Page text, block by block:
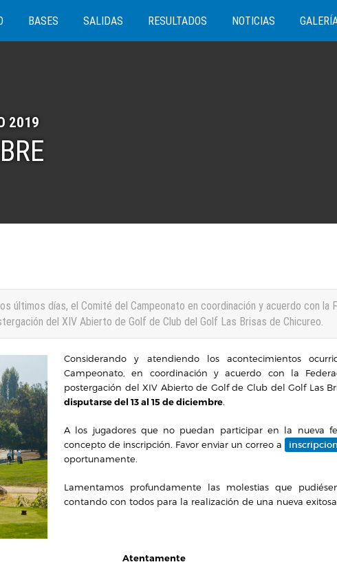
BASES SALIDAS RESULTADOS NOTICIAS
2019
últimos días, el Comité del Campeonato en coordinación y acuerdo con la
del XIV Abierto de Golf de Club del Golf Las Brisas de Chicureo.
Considerando y atendiendo los acontecimientos
Campeonato, en coordinación y acuerdo con la
postergación del XIV Abierto de Golf de Club del Golf Las
disputarse del 13 al 15 de diciembre.
A los jugadores que no puedan participar en la nueva
concepto de inscripción. Favor enviar un correo a
oportunamente.
Lamentamos profundamente las molestias que
contando con todos para la realización de una nueva
Atentamente